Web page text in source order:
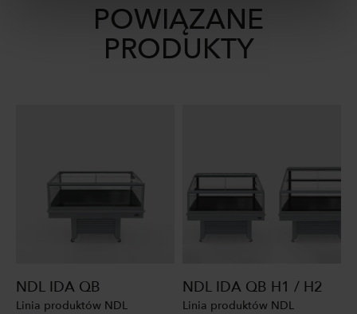
POWIĄZANE
PRODUKTY
NDL IDA QB
Linia produktów NDL
NDL IDA QB H1 / H2
Linia produktów NDL